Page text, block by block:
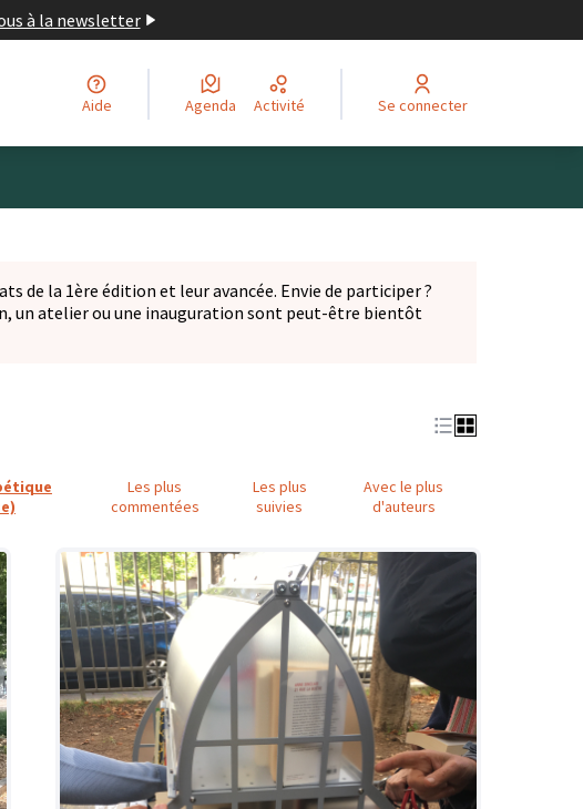
à la newsletter
Aide Agenda Activité Se connecter
de la 1ère édition et leur avancée. Envie de participer ?
nouvel onglet)
un atelier ou une inauguration sont peut-être bientôt
Les plus
commentées
Les plus
suivies
Avec le plus
d'auteurs